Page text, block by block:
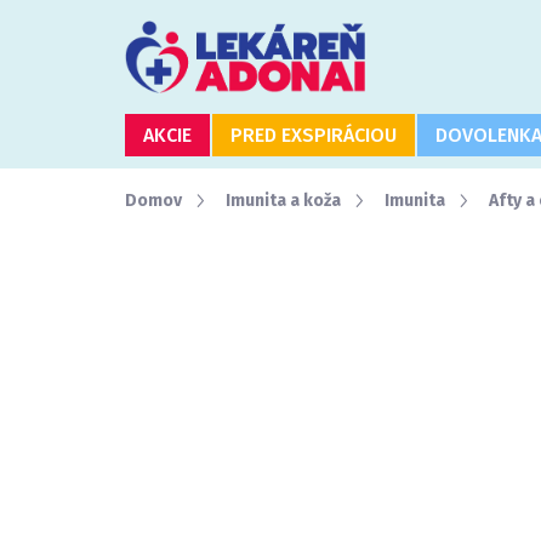
AKCIE PRED EXSPIRÁCIOU DOVOLENKA
Domov Imunita a koža Imunita Afty a